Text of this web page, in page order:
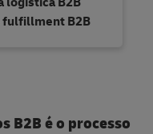
fulfillment B2B
B2B é o processo